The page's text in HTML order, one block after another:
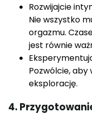
Rozwijajcie
Nie wszystko
orgazmu.
jest równie
Pozwólcie, aby
eksplorację.
4.